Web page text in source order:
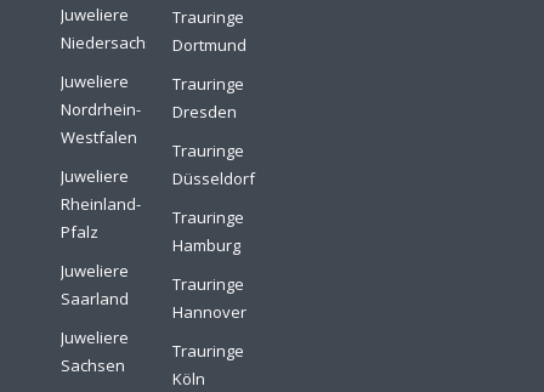
Juweliere
Niedersachsen
Juweliere
Nordrhein-
Westfalen
Juweliere
Rheinland-
Pfalz
Juweliere
Saarland
Juweliere
Sachsen
Trauringe
Dortmund
Trauringe
Dresden
Trauringe
Düsseldorf
Trauringe
Hamburg
Trauringe
Hannover
Trauringe
Köln